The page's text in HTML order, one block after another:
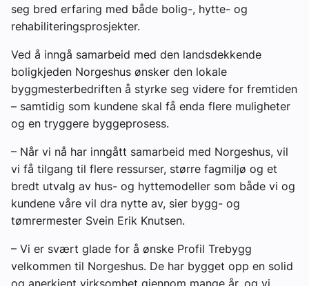
seg bred erfaring med både bolig-, hytte- og
rehabiliteringsprosjekter.
Ved å inngå samarbeid med den landsdekkende
boligkjeden Norgeshus ønsker den lokale
byggmesterbedriften å styrke seg videre for fremtiden
– samtidig som kundene skal få enda flere muligheter
og en tryggere byggeprosess.
– Når vi nå har inngått samarbeid med Norgeshus, vil
vi få tilgang til flere ressurser, større fagmiljø og et
bredt utvalg av hus- og hyttemodeller som både vi og
kundene våre vil dra nytte av, sier bygg- og
tømrermester Svein Erik Knutsen.
– Vi er svært glade for å ønske Profil Trebygg
velkommen til Norgeshus. De har bygget opp en solid